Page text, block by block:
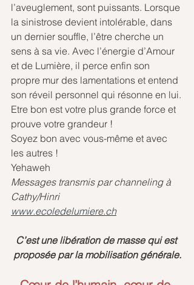
l’aveuglement, sont puissants. Lorsque
la sinistrose devient intolérable, dans
un dernier souffle, l’être cherche un
sens à sa vie. Avec l’énergie d’Amour
et de Lumière, il perce enfin son
propre mur des lamentations et entend
son réveil personnel qui résonne en lui.
Etre bon est votre plus grande force et
prouve votre grandeur !
Soyez bon avec vous-même et avec
les autres !
Yehaweh
Messages transmis par channeling à
Cathy/Hinri
www.ecoledelumiere.ch
C’est une libération de masse qui est
proposée par la mobilisation générale.